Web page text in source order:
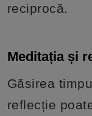
reciprocă.
Meditația și
Găsirea
reflecție